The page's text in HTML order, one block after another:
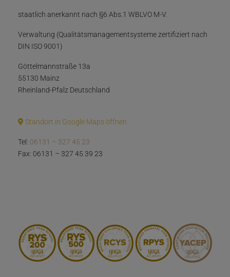
staatlich anerkannt nach §6 Abs.1 WBLVO M-V.
Verwaltung (Qualitätsmanagementsysteme zertifiziert nach
DIN ISO 9001)
Göttelmannstraße 13a
55130 Mainz
Rheinland-Pfalz Deutschland
Standort in Google Maps öffnen
Tel: 06131 – 327 45 23
Fax: 06131 – 327 45 39 23